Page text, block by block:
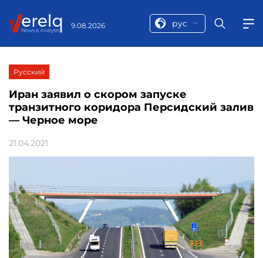
9.08.2026 рус
Русский
Иран заявил о скором запуске
транзитного коридора Персидский залив
— Черное море
21.04.2021